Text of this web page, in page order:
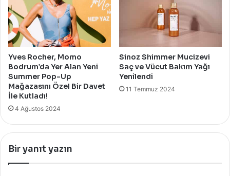
Yves Rocher, Momo
Bodrum’da Yer Alan Yeni
Summer Pop-Up
Mağazasını Özel Bir Davet
İle Kutladı!
4 Ağustos 2024
Sinoz Shimmer Mucizevi
Saç ve Vücut Bakım Yağı
Yenilendi
11 Temmuz 2024
Bir yanıt yazın